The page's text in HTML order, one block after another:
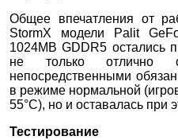
Общее впечатления от
StormX модели Palit
1024MB GDDR5 остались
не только отлично
непосредственными
в режиме нормальной
55°С), но и оставалась при
Тестирование